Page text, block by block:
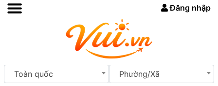
Đăng nhập
Toàn quốc Phường/Xã